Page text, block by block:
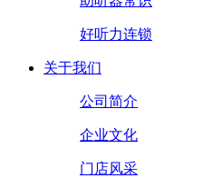
好听力连锁
关于我们
公司简介
企业文化
门店风采